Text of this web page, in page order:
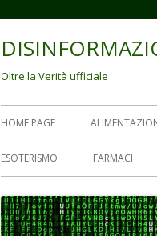
Oltre la Verità ufficiale
Menu
principale
HOME PAGE
ESOTERISMO FARMACI